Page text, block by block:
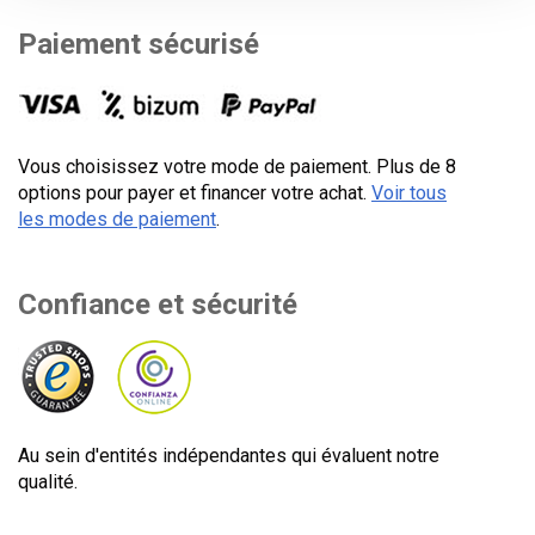
Paiement sécurisé
Vous choisissez votre mode de paiement. Plus de 8
options pour payer et financer votre achat. Voir tous
les modes de paiement.
Confiance et sécurité
Au sein d'entités indépendantes qui évaluent notre
qualité.